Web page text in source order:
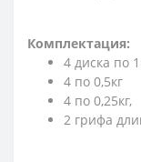
Комплектация:
4 диска по
4 по 0,5кг
4 по 0,25кг,
2 грифа